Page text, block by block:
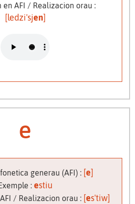
en AFI / Realizacion orau :
[ledzi'sjen]
e
generau (AFI) : [e]
: estiu
/ Realizacion orau : [es'tiw]